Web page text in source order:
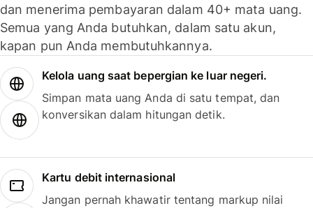
dan menerima pembayaran dalam 40+ mata uang.
Semua yang Anda butuhkan, dalam satu akun,
kapan pun Anda membutuhkannya.
Kelola uang saat bepergian ke luar negeri.
Simpan mata uang Anda di satu tempat, dan
konversikan dalam hitungan detik.
Kartu debit internasional
Jangan pernah khawatir tentang markup nilai